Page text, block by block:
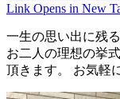
Link Opens in New
一生の思い出に残
お二人の理想の挙
頂きます。 お気軽